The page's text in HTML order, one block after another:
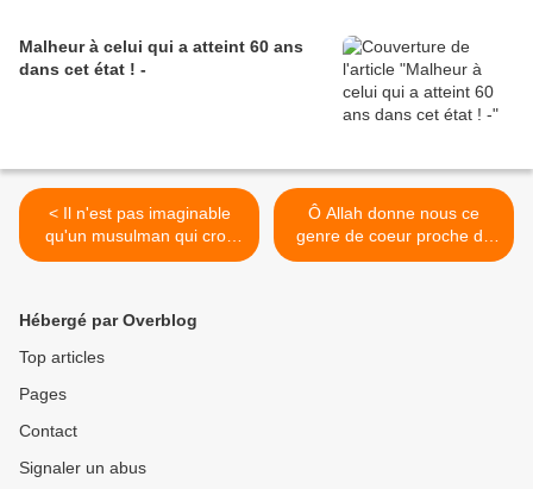
Malheur à celui qui a atteint 60 ans
dans cet état ! -
< Il n'est pas imaginable
qu'un musulman qui croit
en Allah n'accomplisse
Ô Allah donne nous ce
genre de coeur proche de
toi >
Hébergé par Overblog
Top articles
Pages
Contact
Signaler un abus